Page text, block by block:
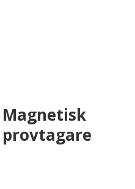
Magnetisk
provtagare